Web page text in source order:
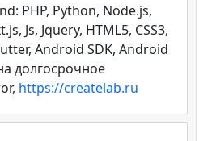
PHP, Python, Node.js,
Js, Jquery, HTML5, CSS3,
Android SDK, Android
долгосрочное
https://createlab.ru